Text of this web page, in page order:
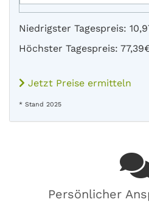
Niedrigster Tagespreis:
Höchster Tagespreis:
Jetzt Preise ermitteln
* Stand 2025
Persönlicher